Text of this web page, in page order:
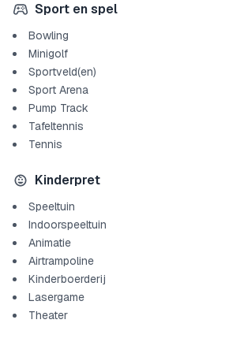
Sport en spel
Bowling
Minigolf
Sportveld(en)
Sport Arena
Pump Track
Tafeltennis
Tennis
Kinderpret
Speeltuin
Indoorspeeltuin
Animatie
Airtrampoline
Kinderboerderij
Lasergame
Theater